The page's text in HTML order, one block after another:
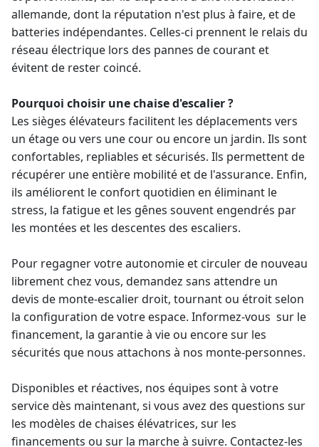
allemande, dont la réputation n'est plus à faire, et de
batteries indépendantes. Celles-ci prennent le relais du
réseau électrique lors des pannes de courant et
évitent de rester coincé.
Pourquoi choisir une chaise d'escalier ?
Les sièges élévateurs facilitent les déplacements vers
un étage ou vers une cour ou encore un jardin. Ils sont
confortables, repliables et sécurisés. Ils permettent de
récupérer une entière mobilité et de l'assurance. Enfin,
ils améliorent le confort quotidien en éliminant le
stress, la fatigue et les gênes souvent engendrés par
les montées et les descentes des escaliers.
Pour regagner votre autonomie et circuler de nouveau
librement chez vous, demandez sans attendre un
devis de monte-escalierdroit, tournant ou étroit selon
la configuration de votre espace. Informez-vous sur le
financement, la garantie à vie ou encore sur les
sécurités que nous attachons à nos monte-personnes.
Disponibles et réactives, nos équipes sont à votre
service dès maintenant, si vous avez des questions sur
les modèles de chaises élévatrices, sur les
financements ou sur la marche à suivre. Contactez-les